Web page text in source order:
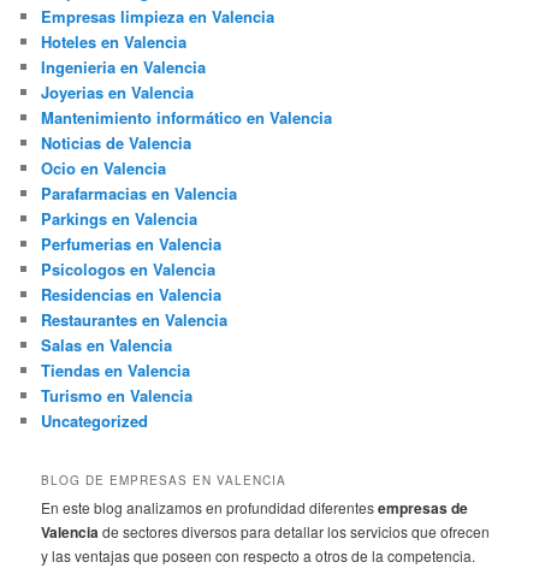
Empresas limpieza en Valencia
Hoteles en Valencia
Ingenieria en Valencia
Joyerias en Valencia
Mantenimiento informático en Valencia
Noticias de Valencia
Ocio en Valencia
Parafarmacias en Valencia
Parkings en Valencia
Perfumerias en Valencia
Psicologos en Valencia
Residencias en Valencia
Restaurantes en Valencia
Salas en Valencia
Tiendas en Valencia
Turismo en Valencia
Uncategorized
BLOG DE EMPRESAS EN VALENCIA
En este blog analizamos en profundidad diferentesempresas de
Valenciade sectores diversos para detallar los servicios que ofrecen
y las ventajas que poseen con respecto a otros de la competencia.